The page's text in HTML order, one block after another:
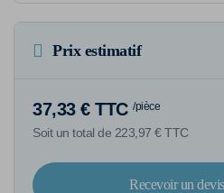
Prix estimatif
37,33 € TTC /pièce
Soit un total de 223,97 € TTC
Recevoir un